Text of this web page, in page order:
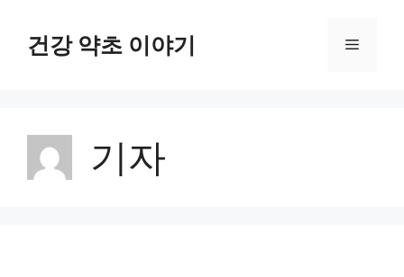
건강 약초 이야기 메
기자